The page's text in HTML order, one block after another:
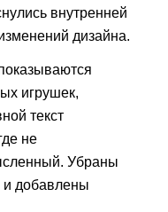
внутренней
дизайна.
игрушек,
текст
не
Убраны
добавлены